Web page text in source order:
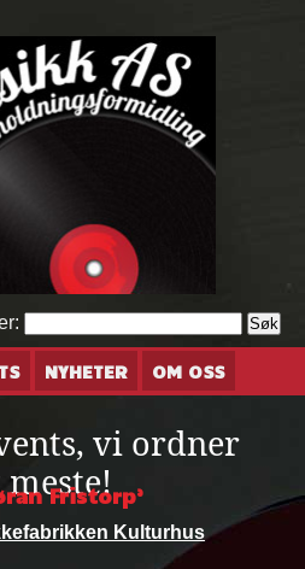
NYHETER OM OSS
vi ordner
meste!
Fristorp’
Kulturhus